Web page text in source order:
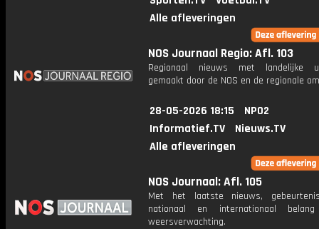
Alle afleveringen
NOS Journaal Regio: Afl. 103
Regionaal nieuws met landelijke
gemaakt door de NOS en de regionale
28-05-2026 18:15
NPO2
Informatief.TV
Nieuws.TV
Alle afleveringen
NOS Journaal: Afl. 105
Met het laatste nieuws,
nationaal en internationaal
weersverwachting.